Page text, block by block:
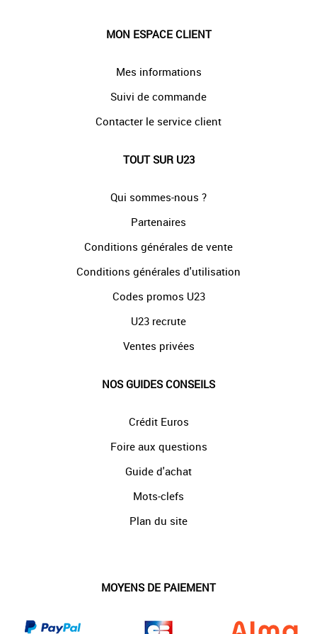
MON ESPACE CLIENT
Mes informations
Suivi de commande
Contacter le service client
TOUT SUR U23
Qui sommes-nous ?
Partenaires
Conditions générales de vente
Conditions générales d'utilisation
Codes promos U23
U23 recrute
Ventes privées
NOS GUIDES CONSEILS
Crédit Euros
Foire aux questions
Guide d'achat
Mots-clefs
Plan du site
MOYENS DE PAIEMENT